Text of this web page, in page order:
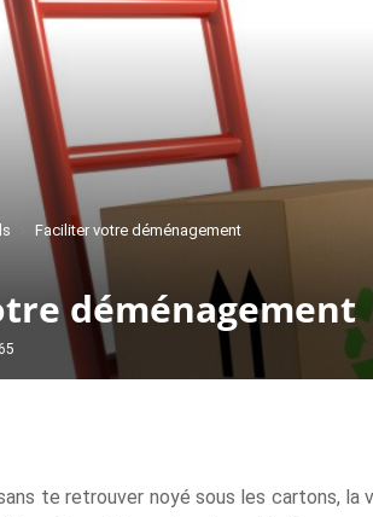
Faciliter votre déménagement
déménagement
te retrouver noyé sous les cartons,